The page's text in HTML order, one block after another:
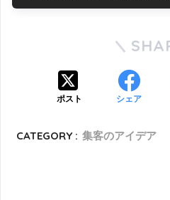
ポスト シェア
CATEGORY : 集客のアイデア